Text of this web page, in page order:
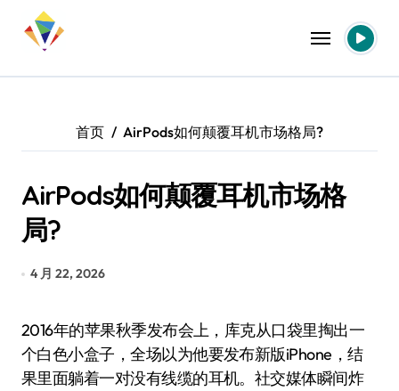
首页 AirPods如何颠覆耳机市场格局?
AirPods如何颠覆耳机市场格
局?
4 月 22, 2026
2016年的苹果秋季发布会上，库克从口袋里掏出一
个白色小盒子，全场以为他要发布新版iPhone，结
果里面躺着一对没有线缆的耳机。社交媒体瞬间炸